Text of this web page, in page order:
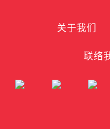
关于我们
联络